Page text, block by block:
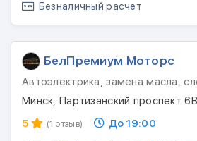
Безналичный расчет
БелПремиум Моторс
Автоэлектрика, замена масла,
Минск, Партизанский проспект 6В
5
(1 отзыв) До 19:00